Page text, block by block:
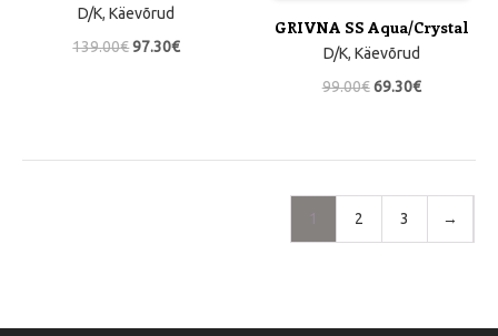
D/K,Käevõrud
139.00€97.30€
GRIVNA SS Aqua/Crystal
D/K, Käevõrud
99.00€ 69.30€
1 2 3 →